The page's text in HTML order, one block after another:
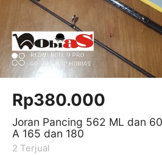
Rp380.000
Joran Pancing 562 ML dan
A 165 dan 180
2 Terjual